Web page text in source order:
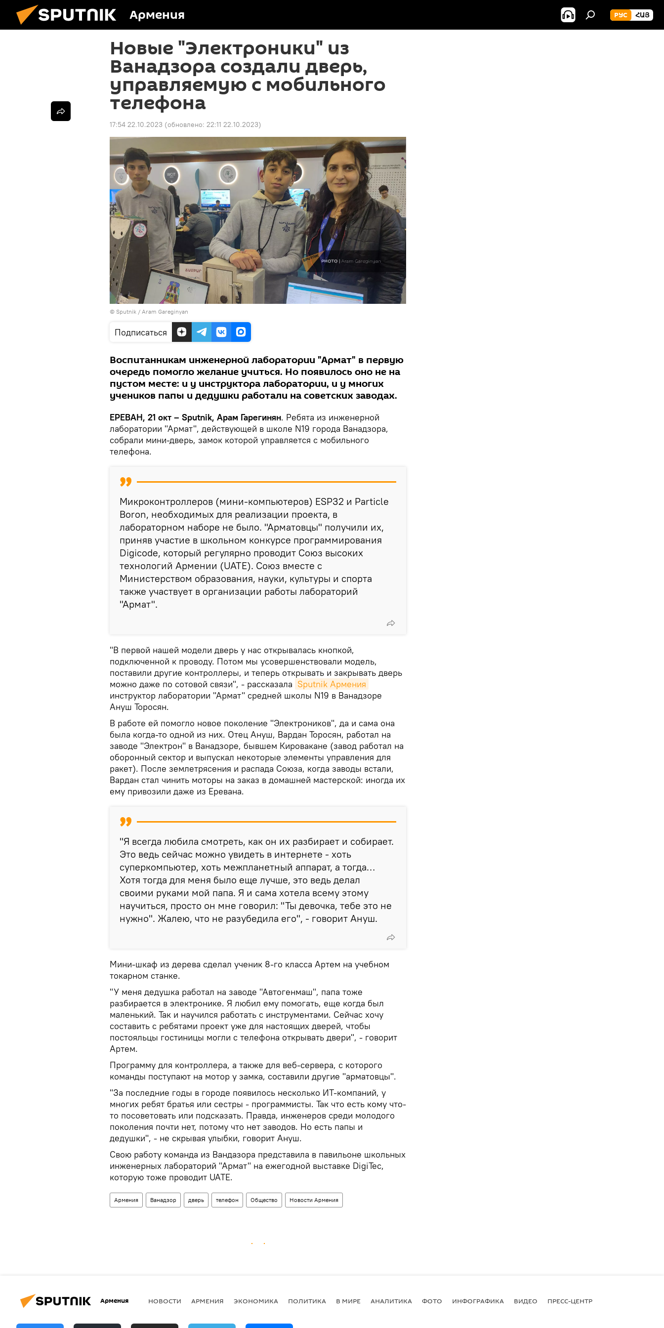
Армения РУС ՀԱՅ
Новые "Электроники" из
Ванадзора создали дверь,
управляемую с мобильного
телефона
17:54 22.10.2023 (обновлено: 22:11 22.10.2023)
© Sputnik / Aram Gareginyan
Подписаться
Воспитанникам инженерной лаборатории "Армат" в первую
очередь помогло желание учиться. Но появилось оно не на
пустом месте: и у инструктора лаборатории, и у многих
учеников папы и дедушки работали на советских заводах.
ЕРЕВАН, 21 окт – Sputnik, Арам Гарегинян. Ребята из инженерной
лаборатории "Армат", действующей в школе N19 города Ванадзора,
собрали мини-дверь, замок которой управляется с мобильного
телефона.
Микроконтроллеров (мини-компьютеров) ESP32 и Particle
Boron, необходимых для реализации проекта, в
лабораторном наборе не было. "Арматовцы" получили их,
приняв участие в школьном конкурсе программирования
Digicode, который регулярно проводит Союз высоких
технологий Армении (UATE). Союз вместе с
Министерством образования, науки, культуры и спорта
также участвует в организации работы лабораторий
"Армат".
"В первой нашей модели дверь у нас открывалась кнопкой,
подключенной к проводу. Потом мы усовершенствовали модель,
поставили другие контроллеры, и теперь открывать и закрывать дверь
можно даже по сотовой связи", - рассказала Sputnik Армения
инструктор лаборатории "Армат" средней школы N19 в Ванадзоре
Ануш Торосян.
В работе ей помогло новое поколение "Электроников", да и сама она
была когда-то одной из них. Отец Ануш, Вардан Торосян, работал на
заводе "Электрон" в Ванадзоре, бывшем Кировакане (завод работал на
оборонный сектор и выпускал некоторые элементы управления для
ракет). После землетрясения и распада Союза, когда заводы встали,
Вардан стал чинить моторы на заказ в домашней мастерской: иногда их
ему привозили даже из Еревана.
"Я всегда любила смотреть, как он их разбирает и собирает.
Это ведь сейчас можно увидеть в интернете - хоть
суперкомпьютер, хоть межпланетный аппарат, а тогда…
Хотя тогда для меня было еще лучше, это ведь делал
своими руками мой папа. Я и сама хотела всему этому
научиться, просто он мне говорил: "Ты девочка, тебе это не
нужно". Жалею, что не разубедила его", - говорит Ануш.
Мини-шкаф из дерева сделал ученик 8-го класса Артем на учебном
токарном станке.
"У меня дедушка работал на заводе "Автогенмаш", папа тоже
разбирается в электронике. Я любил ему помогать, еще когда был
маленький. Так и научился работать с инструментами. Сейчас хочу
составить с ребятами проект уже для настоящих дверей, чтобы
постояльцы гостиницы могли с телефона открывать двери", - говорит
Артем.
Программу для контроллера, а также для веб-сервера, с которого
команды поступают на мотор у замка, составили другие "арматовцы".
"За последние годы в городе появилось несколько ИТ-компаний, у
многих ребят братья или сестры - программисты. Так что есть кому что-
то посоветовать или подсказать. Правда, инженеров среди молодого
поколения почти нет, потому что нет заводов. Но есть папы и
дедушки", - не скрывая улыбки, говорит Ануш.
Свою работу команда из Вандазора представила в павильоне школьных
инженерных лабораторий "Армат" на ежегодной выставке DigiTec,
которую тоже проводит UATE.
Армения Ванадзор дверь телефон Общество Новости Армения
Армения НОВОСТИ АРМЕНИЯ ЭКОНОМИКА ПОЛИТИКА В МИРЕ АНАЛИТИКА ФОТО ИНФОГРАФИКА ВИДЕО ПРЕСС-ЦЕНТР